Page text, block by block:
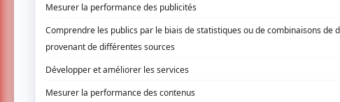
Mike Clay
AUCUN COMMENTAIRE